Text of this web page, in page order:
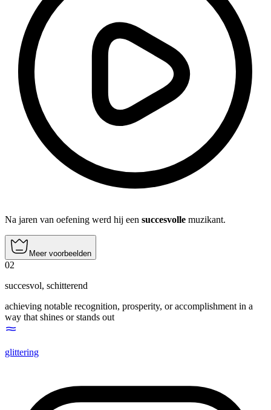
Na jaren van oefening werd hij een succesvolle muzikant.
Meer voorbeelden
02
succesvol, schitterend
achieving notable recognition, prosperity, or accomplishment in a
way that shines or stands out
glittering